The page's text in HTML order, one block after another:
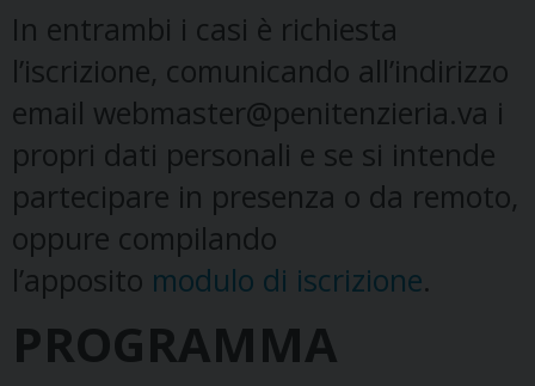
In entrambi i casi è richiesta
l’iscrizione, comunicando all’indirizzo
email webmaster@penitenzieria.va i
propri dati personali e se si intende
partecipare in presenza o da remoto,
oppure compilando
l’apposito modulo di iscrizione.
PROGRAMMA